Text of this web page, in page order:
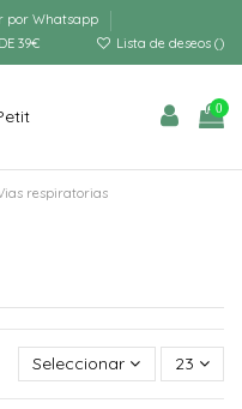
por Whatsapp
39€
Lista de deseos ()
0
respiratorias
Seleccionar 23